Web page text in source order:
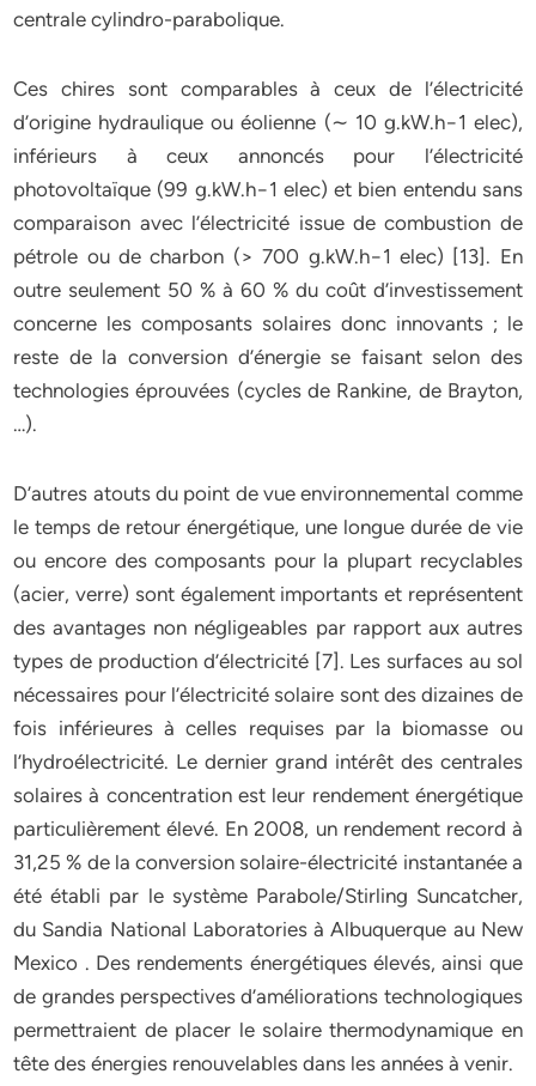
centrale cylindro-parabolique.
Ces chires sont comparables à ceux de l’électricité
d’origine hydraulique ou éolienne (∼ 10 g.kW.h−1 elec),
inférieurs à ceux annoncés pour l’électricité
photovoltaïque (99 g.kW.h−1 elec) et bien entendu sans
comparaison avec l’électricité issue de combustion de
pétrole ou de charbon (> 700 g.kW.h−1 elec) [13]. En
outre seulement 50 % à 60 % du coût d’investissement
concerne les composants solaires donc innovants ; le
reste de la conversion d’énergie se faisant selon des
technologies éprouvées (cycles de Rankine, de Brayton,
…).
D’autres atouts du point de vue environnemental comme
le temps de retour énergétique, une longue durée de vie
ou encore des composants pour la plupart recyclables
(acier, verre) sont également importants et représentent
des avantages non négligeables par rapport aux autres
types de production d’électricité [7]. Les surfaces au sol
nécessaires pour l’électricité solaire sont des dizaines de
fois inférieures à celles requises par la biomasse ou
l’hydroélectricité. Le dernier grand intérêt des centrales
solaires à concentration est leur rendement énergétique
particulièrement élevé. En 2008, un rendement record à
31,25 % de la conversion solaire-électricité instantanée a
été établi par le système Parabole/Stirling Suncatcher,
du Sandia National Laboratories à Albuquerque au New
Mexico . Des rendements énergétiques élevés, ainsi que
de grandes perspectives d’améliorations technologiques
permettraient de placer le solaire thermodynamique en
tête des énergies renouvelables dans les années à venir.